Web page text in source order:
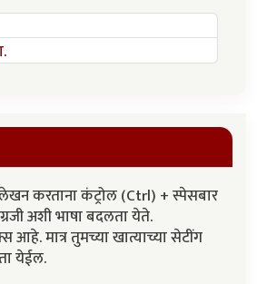
करताना कंट्रोल (Ctrl) + स्पेसबार
अशी भाषा बदलता येते.
आहे. मात्र तुमच्या खात्याच्या सेटींग
येईल.